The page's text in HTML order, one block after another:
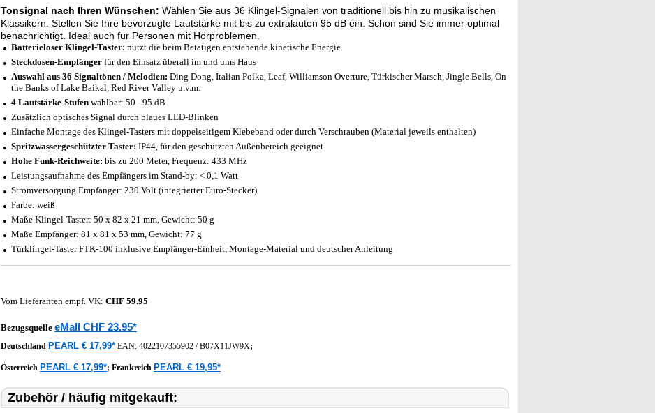
Tonsignal nach Ihren Wünschen: Wählen Sie aus 36 Klingel-Signalen von traditionell bis hin zu musikalischen
Klassikern. Stellen Sie Ihre bevorzugte Lautstärke mit bis zu extralauten 95 dB ein. Schon sind Sie immer optimal
benachrichtigt. Ideal auch für Personen mit Hörproblemen.
Batterieloser Klingel-Taster: nutzt die beim Betätigen entstehende kinetische Energie
Steckdosen-Empfänger für den Einsatz überall im und ums Haus
Auswahl aus 36 Signaltönen / Melodien: Ding Dong, Italian Polka, Leaf, Williamson Overture, Türkischer Marsch, Jingle Bells, On
the Banks of Lake Baikal, Red River Valley u.v.m.
4 Lautstärke-Stufen wählbar: 50 - 95 dB
Zusätzlich optisches Signal durch blaues LED-Blinken
Einfache Montage des Klingel-Tasters mit doppelseitigem Klebeband oder durch Verschrauben (Material jeweils enthalten)
Spritzwassergeschützter Taster: IP44, für den geschützten Außenbereich geeignet
Hohe Funk-Reichweite: bis zu 200 Meter, Frequenz: 433 MHz
Leistungsaufnahme des Empfängers im Stand-by: < 0,1 Watt
Stromversorgung Empfänger: 230 Volt (integrierter Euro-Stecker)
Farbe: weiß
Maße Klingel-Taster: 50 x 82 x 21 mm, Gewicht: 50 g
Maße Empfänger: 81 x 81 x 53 mm, Gewicht: 77 g
Türklingel-Taster FTK-100 inklusive Empfänger-Einheit, Montage-Material und deutscher Anleitung
Vom Lieferanten empf. VK: CHF 59.95
Bezugsquelle eMall CHF 23.95*
Deutschland PEARL € 17,99* EAN: 4022107355902 /B07X11JW9X;
Österreich PEARL € 17,99*; Frankreich PEARL € 19,95*
Zubehör / häufig mitgekauft: